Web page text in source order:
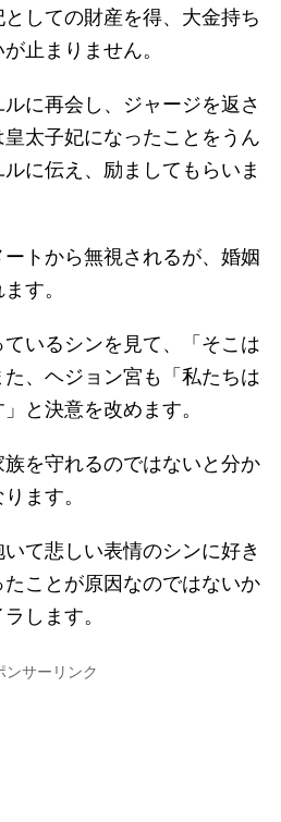
しての財産を得、大金持ち
止まりません。
に再会し、ジャージを返さ
太子妃になったことをうん
に伝え、励ましてもらいま
トから無視されるが、婚姻
す。
いるシンを見て、「そこは
、ヘジョン宮も「私たちは
と決意を改めます。
を守れるのではないと分か
ます。
て悲しい表情のシンに好き
ことが原因なのではないか
します。
ンサーリンク